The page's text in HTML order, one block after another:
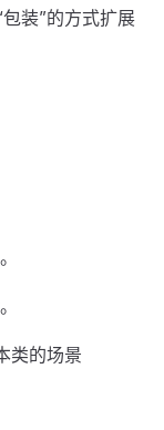
装”的方式扩展
类的场景